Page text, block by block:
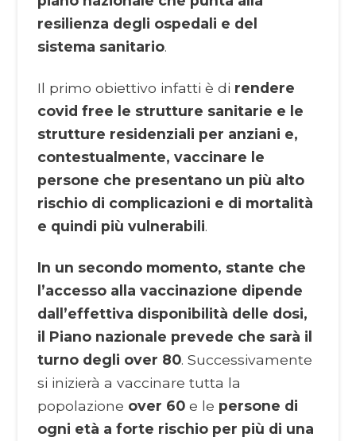
resilienza degli ospedali e del
sistema sanitario.
Il primo obiettivo infatti è di rendere
covid free le strutture sanitarie e le
strutture residenziali per anziani e,
contestualmente, vaccinare le
persone che presentano un più alto
rischio di complicazioni e di mortalità
e quindi più vulnerabili.
In un secondo momento, stante che
l’accesso alla vaccinazione dipende
dall’effettiva disponibilità delle dosi,
il Piano nazionale prevede che sarà il
turno degli over 80. Successivamente
si inizierà a vaccinare tutta la
popolazione over 60 e le persone di
ogni età a forte rischio per più di una